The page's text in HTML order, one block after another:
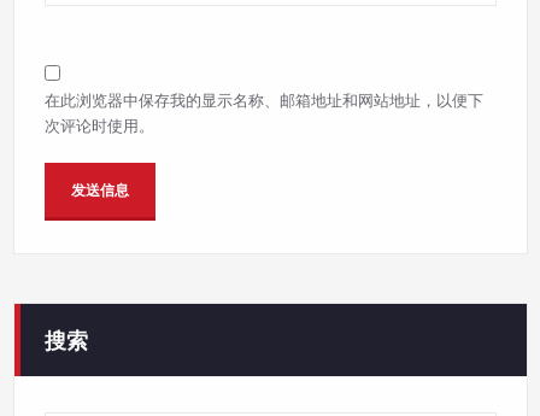
在此浏览器中保存我的显示名称、邮箱地址和网站地址，以便下
次评论时使用。
搜索